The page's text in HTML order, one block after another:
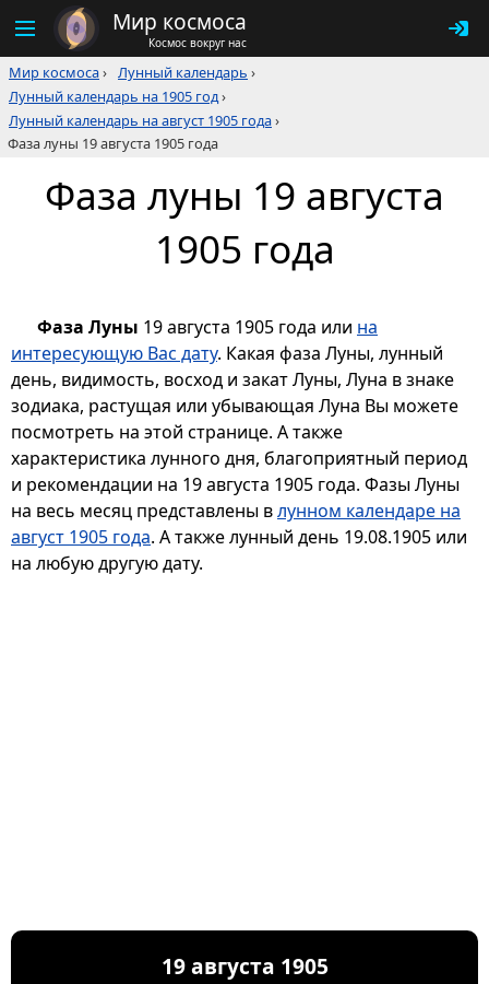
Мир космоса
Космос вокруг нас
Мир космоса› Лунный календарь ›
Лунный календарь на 1905 год›
Лунный календарь на август 1905 года›
Фаза луны 19 августа 1905 года
Фаза луны 19 августа
1905 года
Фаза Луны 19 августа 1905 года или на
интересующую Вас дату. Какая фаза Луны, лунный
день, видимость, восход и закат Луны, Луна в знаке
зодиака, растущая или убывающая Луна Вы можете
посмотреть на этой странице. А также
характеристика лунного дня, благоприятный период
и рекомендации на 19 августа 1905 года. Фазы Луны
на весь месяц представлены влунном календаре на
август 1905 года. А также лунный день 19.08.1905 или
на любую другую дату.
19 августа 1905